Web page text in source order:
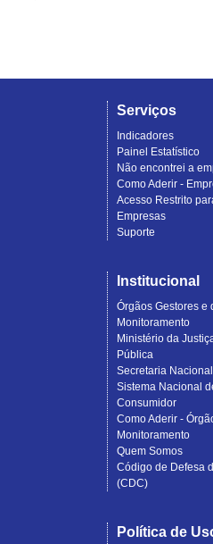
Serviços
Indicadores
Painel Estatístico
Não encontrei a
Como Aderir -
Acesso Restrito
Empresas
Suporte
Institucional
Órgãos Gestores e
Monitoramento
Ministério da
Pública
Secretaria
Sistema Nacional
Consumidor
Como Aderir -
Monitoramento
Quem Somos
Código de Defesa
(CDC)
Política de